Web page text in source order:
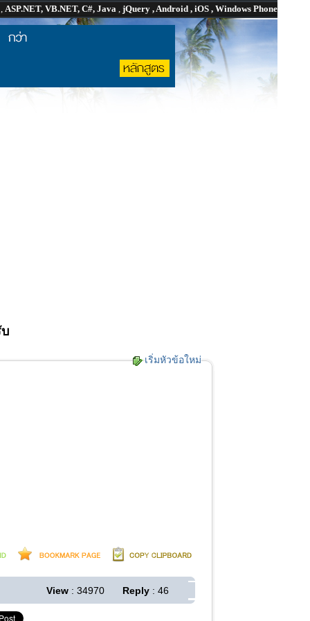
, ASP.NET, VB.NET, C#, Java , jQuery , Android , iOS , Windows Phone
เริ่มหัวข้อใหม่
View : 34970 Reply : 46